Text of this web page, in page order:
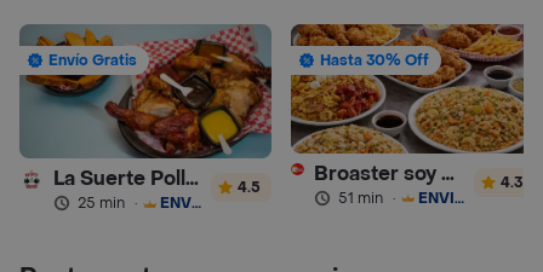
Envío Gratis
La Suerte Pollo Artesanal
25 min · ENVÍO GRATIS
4.5
Hasta 30% Off
Broaster soy Sabor Pollo Asado y Comida China
51 min · ENVÍO GRATIS
4.3